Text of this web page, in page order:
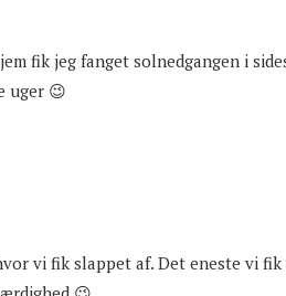
fik jeg fanget solnedgangen i
uger 😉
vi fik slappet af. Det eneste vi fik